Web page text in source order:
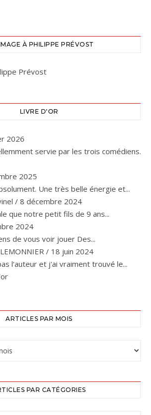
À PHILIPPE PRÉVOST
LIVRE D'OR
2026
servie par les trois comédiens.
2025
Une très belle énergie et...
/ 8 décembre 2024
que notre petit fils de 9 ans...
2024
de vous voir jouer Des...
/ 18 juin 2024
l'auteur et j'ai vraiment trouvé le...
ARTICLES PAR MOIS
PAR CATÉGORIES